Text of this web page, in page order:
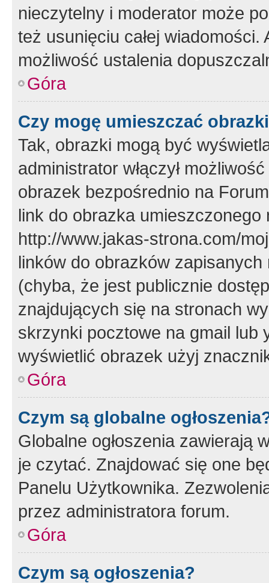
nieczytelny i moderator może
też usunięciu całej
możliwość ustalenia
Góra
Czy mogę umieszczać
Tak, obrazki mogą być
administrator włączył
obrazek bezpośrednio na
link do obrazka
http://www.jakas-strona.com/
linków do obrazków
(chyba, że jest publicznie
znajdujących się na stronach
skrzynki pocztowe na gmail lub
wyświetlić obrazek użyj
Góra
Czym są globalne
Globalne ogłoszenia zawierają
je czytać. Znajdować się one
Panelu Użytkownika.
przez administratora forum.
Góra
Czym są ogłoszenia?